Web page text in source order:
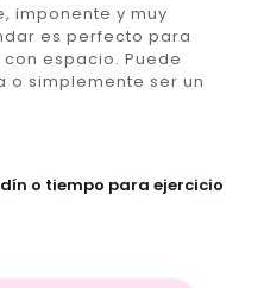
imponente y muy
es perfecto para
espacio. Puede
simplemente ser un
o tiempo para ejercicio